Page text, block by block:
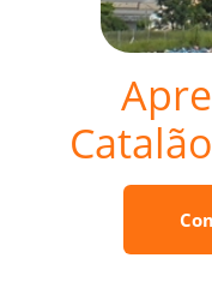
Catalão